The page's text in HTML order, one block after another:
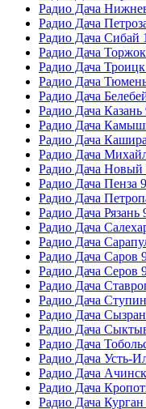
Радио Дача
Радио Дача
Радио Дача Сибай
Радио Дача
Радио Дача
Радио Дача
Радио Дача
Радио Дача
Радио Дача
Радио Дача
Радио Дача
Радио Дача Новый
Радио Дача Пенза
Радио Дача
Радио Дача Рязань
Радио Дача
Радио Дача
Радио Дача Саров
Радио Дача Серов
Радио Дача
Радио Дача
Радио Дача
Радио Дача
Радио Дача
Радио Дача Усть-
Радио Дача
Радио Дача
Радио Дача